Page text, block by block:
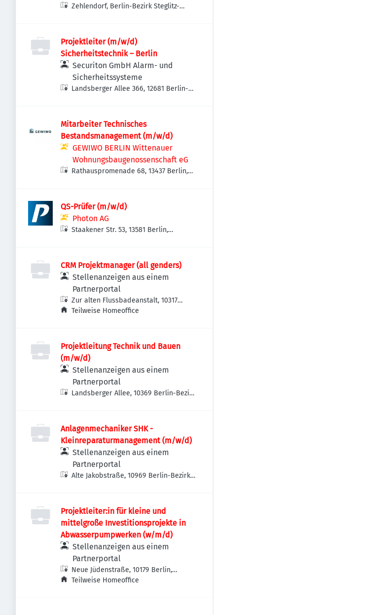
der Charité
Zehlendorf, Berlin-Bezirk Steglitz-
Projektleiter (m/w/d)
Sicherheitstechnik – Berlin
Securiton GmbH Alarm- und
Sicherheitssysteme
Landsberger Allee 366, 12681 Berlin-
Mitarbeiter Technisches
Bestandsmanagement (m/w/d)
GEWIWO BERLIN Wittenauer
Wohnungsbaugenossenschaft eG
Rathauspromenade 68, 13437 Berlin,
QS-Prüfer (m/w/d)
Photon AG
Staakener Str. 53, 13581 Berlin,
CRM Projektmanager (all genders)
Stellenanzeigen aus einem
Partnerportal
Zur alten Flussbadeanstalt, 10317
Berlin-Bezirk Lichtenberg,
Teilweise Homeoffice
Projektleitung Technik und Bauen
(m/w/d)
Stellenanzeigen aus einem
Partnerportal
Landsberger Allee, 10369 Berlin-Bezirk
Anlagenmechaniker SHK -
Kleinreparaturmanagement (m/w/d)
Stellenanzeigen aus einem
Partnerportal
Alte Jakobstraße, 10969 Berlin-Bezirk
Projektleiter:in für kleine und
mittelgroße Investitionsprojekte in
Abwasserpumpwerken (w/m/d)
Stellenanzeigen aus einem
Partnerportal
Neue Jüdenstraße, 10179 Berlin,
Deutschland
Teilweise Homeoffice